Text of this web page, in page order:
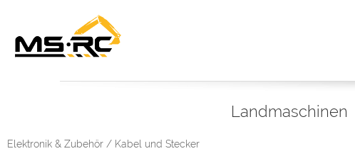
Landmaschinen
Elektronik & Zubehör / Kabel und Stecker